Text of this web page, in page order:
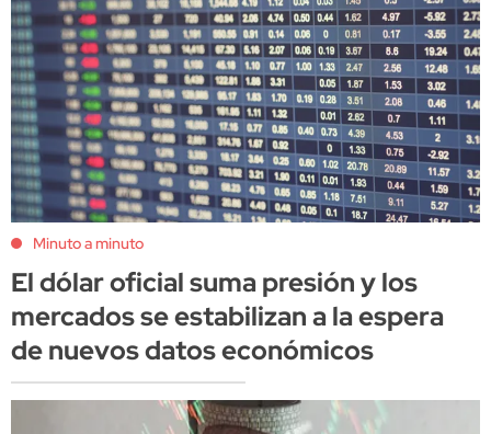
Minuto a minuto
El dólar oficial suma presión y los
mercados se estabilizan a la espera
de nuevos datos económicos